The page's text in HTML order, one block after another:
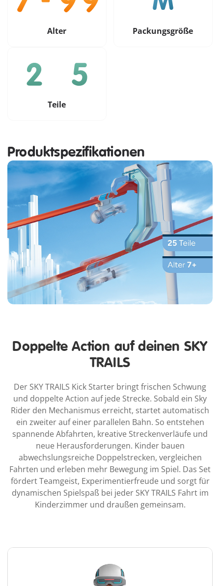
Alter Packungsgröße
Teile
Produktspezifikationen
Doppelte Action auf deinen SKY
TRAILS
Der SKY TRAILS Kick Starter bringt frischen Schwung
und doppelte Action auf jede Strecke. Sobald ein Sky
Rider den Mechanismus erreicht, startet automatisch
ein zweiter auf einer parallelen Bahn. So entstehen
spannende Abfahrten, kreative Streckenverläufe und
neue Herausforderungen. Kinder bauen
abwechslungsreiche Doppelstrecken, vergleichen
Fahrten und erleben mehr Bewegung im Spiel. Das Set
fördert Teamgeist, Experimentierfreude und sorgt für
dynamischen Spielspaß bei jeder SKY TRAILS Fahrt im
Kinderzimmer und draußen gemeinsam.